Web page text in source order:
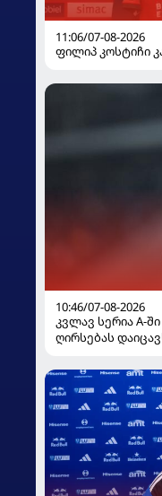
11:06/07-08-2026
ფილიპ კოსტიჩი
10:46/07-08-2026
კვლავ სერია A-
ღირსებას